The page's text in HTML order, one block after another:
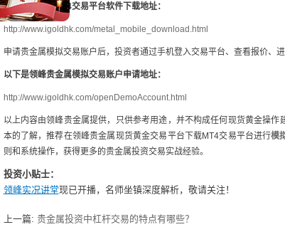
以下是手机版MT4交易平台软件下载地址：
http://www.igoldhk.com/metal_mobile_download.html
申请贵金属模拟交易账户后，投资者通过手机登入交易平台、查看报价、进
以下是领峰贵金属模拟交易账户申请地址：
http://www.igoldhk.com/openDemoAccount.html
以上内容由领峰贵金属提供，只供参考用途，并不构成任何现货黄金操
本的了解，推荐在领峰贵金属现货黄金交易平台下载MT4交易平台进行模
则和系统操作，获得更多的贵金属投资交易实战经验。
投资小贴士：
领峰实况讲堂现已开播，名师坐镇深度解析，敬请关注！
上一篇: 贵金属投资中杠杆交易的特点有哪些？